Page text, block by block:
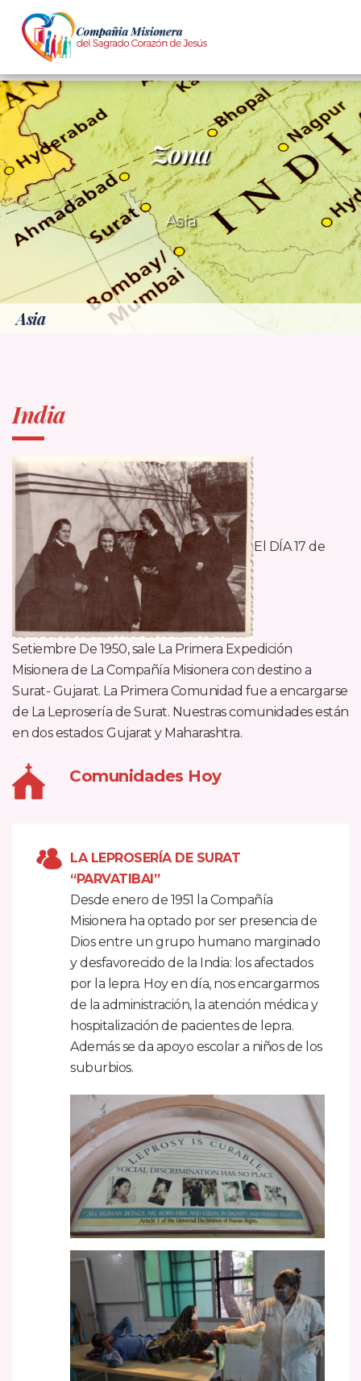
Zona
Asia
Asia
India
El DÍA 17 de
Setiembre De 1950, sale La Primera Expedición
Misionera de La Compañía Misionera con destino a
Surat- Gujarat. La Primera Comunidad fue a encargarse
de La Leprosería de Surat. Nuestras comunidades están
en dos estados: Gujarat y Maharashtra.
Comunidades Hoy
LA LEPROSERÍA DE SURAT
“PARVATIBAI”
Desde enero de 1951 la Compañía
Misionera ha optado por ser presencia de
Dios entre un grupo humano marginado
y desfavorecido de la India: los afectados
por la lepra. Hoy en día, nos encargarmos
de la administración, la atención médica y
hospitalización de pacientes de lepra.
Además se da apoyo escolar a niños de los
suburbios.